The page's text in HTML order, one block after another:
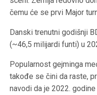
čemu će se prvi Major
Danski trenutni godišnji
(~46,5 milijardi funti) u
Popularnost gejminga
takođe se čini da raste,
navodi da je 2022.